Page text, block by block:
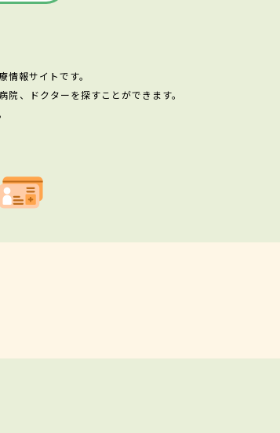
報サイトです。
、ドクターを探すことができます。